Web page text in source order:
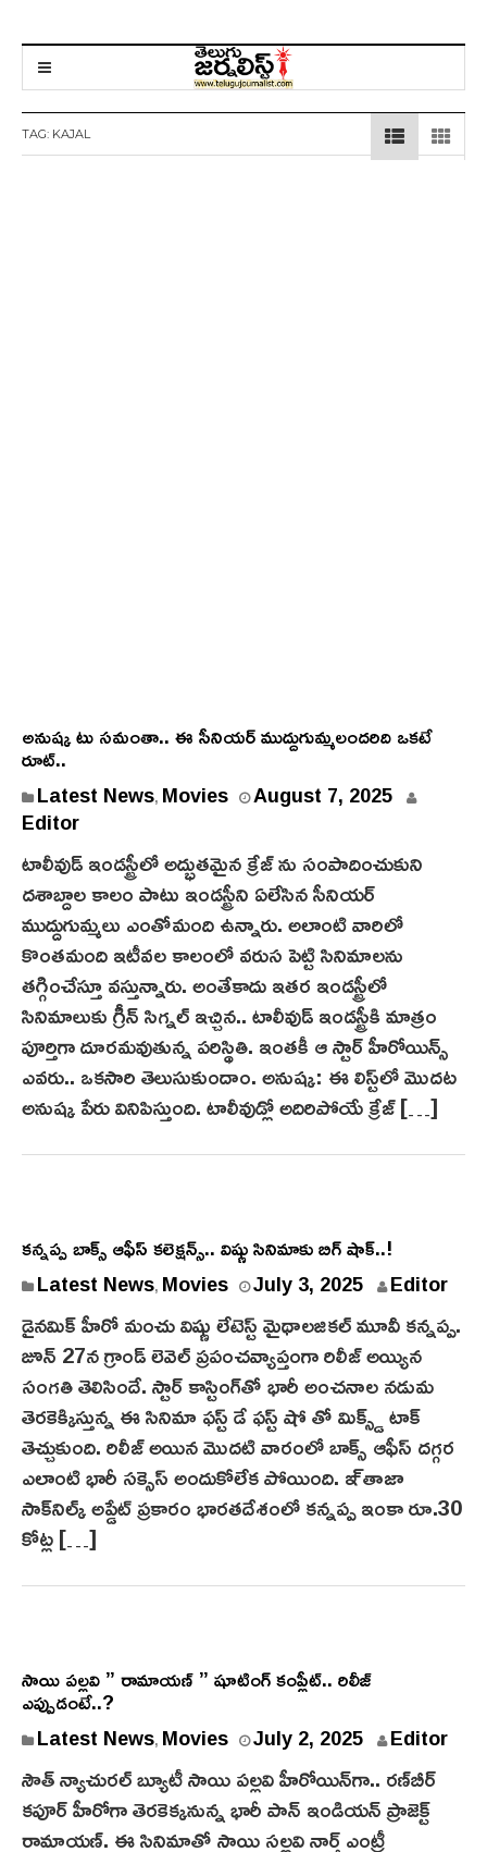
TAG: KAJAL
అనుష్క టు సమంతా.. ఈ సీనియర్ ముద్దుగుమ్మలందరిది ఒకటే
రూట్‌..
Latest News, Movies August 7, 2025
Editor
టాలీవుడ్ ఇండస్ట్రీలో అద్భుతమైన క్రేజ్ ను సంపాదించుకుని
దశాబ్దాల కాలం పాటు ఇండస్ట్రీని ఏలేసిన సీనియర్
ముద్దుగుమ్మలు ఎంతోమంది ఉన్నారు. అలాంటి వారిలో
కొంతమంది ఇటీవల కాలంలో వరుస పెట్టి సినిమాలను
తగ్గించేస్తూ వస్తున్నారు. అంతేకాదు ఇతర ఇండస్ట్రీలో
సినిమాలుకు గ్రీన్ సిగ్నల్ ఇచ్చిన.. టాలీవుడ్ ఇండస్ట్రీకి మాత్రం
పూర్తిగా దూరమవుతున్న పరిస్థితి. ఇంతకీ ఆ స్టార్ హీరోయిన్స్‌
ఎవరు.. ఒకసారి తెలుసుకుందాం. అనుష్క: ఈ లిస్ట్‌లో మొదట
అనుష్క పేరు వినిపిస్తుంది. టాలీవుడ్లో అదిరిపోయే క్రేజ్‌ […]
కన్నప్ప బాక్స్ ఆఫీస్ కలెక్షన్స్.. విష్ణు సినిమాకు బిగ్ షాక్..!
Latest News, Movies July 3, 2025 Editor
డైన‌మిక్ హీరో మంచు విష్ణు లేటెస్ట్ మైథాలజికల్ మూవీ కన్నప్ప.
జూన్ 27న గ్రాండ్ లెవెల్ ప్రపంచవ్యాప్తంగా రిలీజ్ అయ్యిన
సంగ‌తి తెలిసిందే. స్టార్ కాస్టింగ్‌తో భారీ అంచనాల నడుమ
తెర‌కెక్కిస్తున్న ఈ సినిమా ఫస్ట్ డే ఫస్ట్ షో తో మిక్స్డ్ టాక్
తెచ్చుకుంది. రిలీజ్ అయిన మొదటి వారంలో బాక్స్ ఆఫీస్ దగ్గర
ఎలాంటి భారీ సక్సెస్ అందుకోలేక పోయింది. ఇ్ తాజా
సాక్‌నిల్క్ అప్డేట్ ప్రకారం భారతదేశంలో కన్నప్ప ఇంకా రూ.30
కోట్ల […]
సాయి పల్లవి ” రామాయణ్ ” షూటింగ్ కంప్లీట్.. రిలీజ్
ఎప్పుడంటే..?
Latest News, Movies July 2, 2025J
l
y
Editor
సౌత్ న్యాచురల్ బ్యూటీ సాయి పల్లవి హీరోయిన్‌గా.. రణ్‌బీర్
కపూర్ హీరోగా తెర‌కెక్కనున్న భారీ పాన్‌ ఇండియన్ ప్రాజెక్ట్
రామాయణ్. ఈ సినిమాతో సాయి స‌ల్ల‌వి నార్త్ ఎంట్రీ